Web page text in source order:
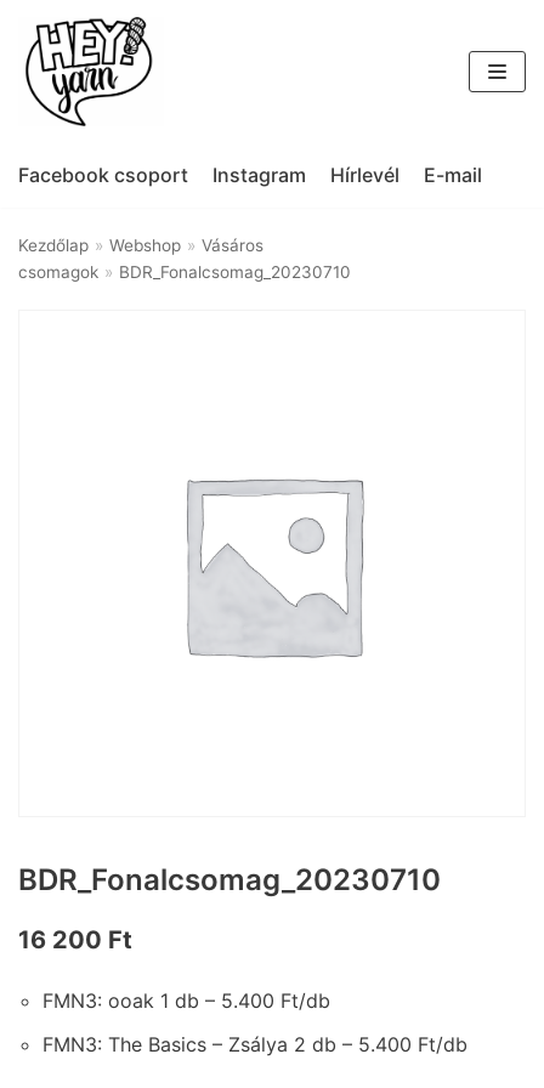
Skip
to
content
Facebook csoport Instagram Hírlevél E-mail
Kezdőlap » Webshop » Vásáros
csomagok » BDR_Fonalcsomag_20230710
BDR_Fonalcsomag_20230710
16 200 Ft
FMN3: ooak 1 db – 5.400 Ft/db
FMN3: The Basics – Zsálya 2 db – 5.400 Ft/db